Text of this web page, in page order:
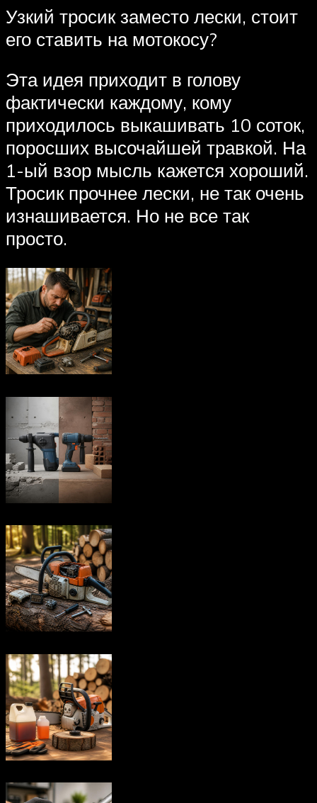
Узкий тросик заместо лески, стоит
его ставить на мотокосу?
Эта идея приходит в голову
фактически каждому, кому
приходилось выкашивать 10 соток,
поросших высочайшей травкой. На
1-ый взор мысль кажется хороший.
Тросик прочнее лески, не так очень
изнашивается. Но не все так
просто.